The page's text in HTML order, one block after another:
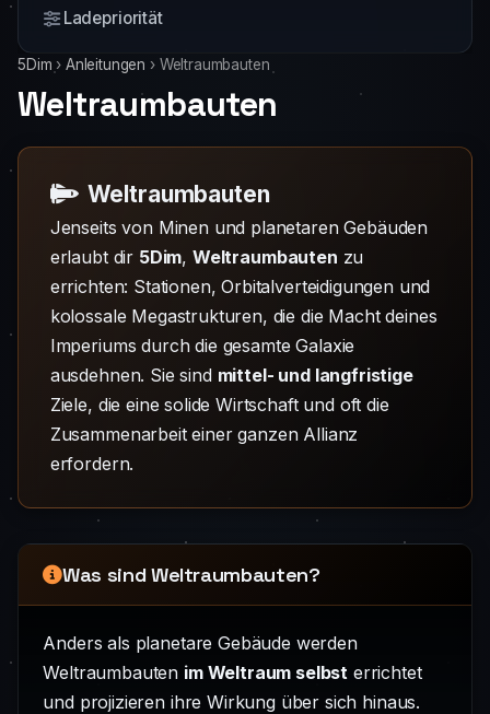
Ladepriorität
5Dim › Anleitungen › Weltraumbauten
Weltraumbauten
Weltraumbauten
Jenseits von Minen und planetaren Gebäuden
erlaubt dir 5Dim, Weltraumbauten zu
errichten: Stationen, Orbitalverteidigungen und
kolossale Megastrukturen, die die Macht deines
Imperiums durch die gesamte Galaxie
ausdehnen. Sie sind mittel- und langfristige
Ziele, die eine solide Wirtschaft und oft die
Zusammenarbeit einer ganzen Allianz
erfordern.
Was sind Weltraumbauten?
Anders als planetare Gebäude werden
Weltraumbauten im Weltraum selbst errichtet
und projizieren ihre Wirkung über sich hinaus.